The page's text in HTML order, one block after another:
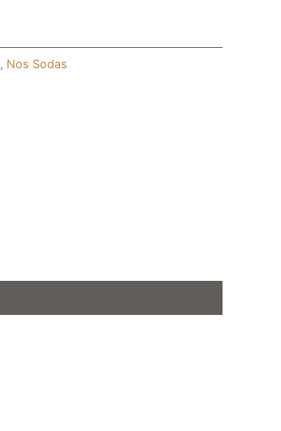
, Nos Sodas